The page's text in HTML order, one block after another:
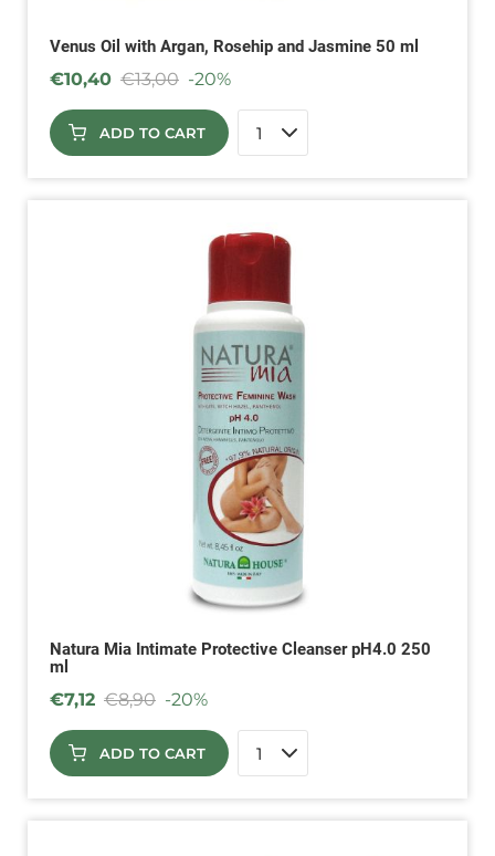
Venus Oil with Argan, Rosehip and Jasmine 50 ml
€10,40 €13,00 -20%
ADD TO CART
Natura Mia Intimate Protective Cleanser pH4.0 250
ml
€7,12 €8,90 -20%
ADD TO CART